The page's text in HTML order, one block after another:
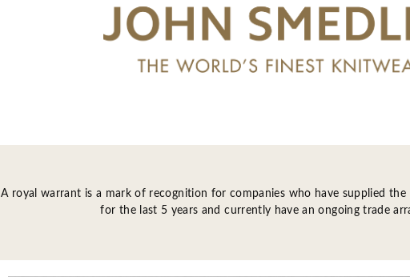
A royal warrant is a mark of recognition for companies who have supplied the
for the last 5 years and currently have an ongoing trade